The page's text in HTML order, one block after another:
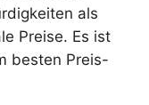
als
Preise. Es ist
besten Preis-